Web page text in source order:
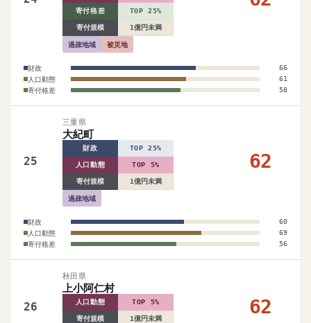
寄付格差 TOP 25%
寄付規模 1億円未満
過疎地域 被災地
財政 66
人口動態 61
寄付格差 58
25
三重県
大紀町
財政 TOP 25%
人口動態 TOP 5%
寄付規模 1億円未満
過疎地域
62
財政 60
人口動態 69
寄付格差 56
26
秋田県
上小阿仁村
人口動態 TOP 5%
寄付規模 1億円未満
62